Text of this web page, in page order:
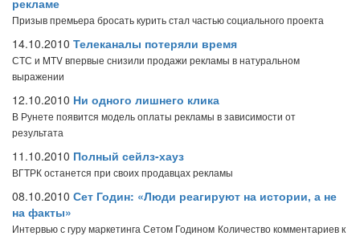
рекламе
Призыв премьера бросать курить стал частью социального проекта
14.10.2010 Телеканалы потеряли время
СТС и MTV впервые снизили продажи рекламы в натуральном
выражении
12.10.2010 Ни одного лишнего клика
В Рунете появится модель оплаты рекламы в зависимости от
результата
11.10.2010 Полный сейлз-хауз
ВГТРК останется при своих продавцах рекламы
08.10.2010 Сет Годин: «Люди реагируют на истории, а не
на факты»
Интервью с гуру маркетинга Сетом Годином Количество комментариев к